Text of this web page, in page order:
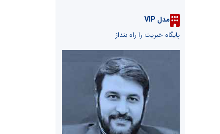
مدل VIP
پایگاه خبریت را راه بنداز